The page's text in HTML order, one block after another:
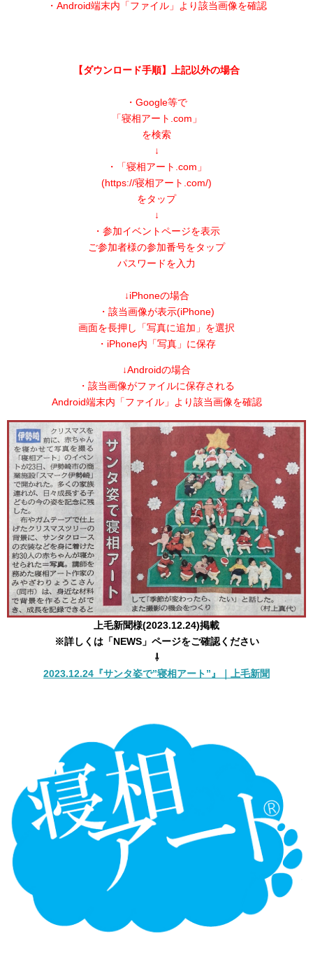
・Android端末内「ファイル」より該当画像を確認
【ダウンロード手順】上記以外の場合
・Google等で
「寝相アート.com」
を検索
↓
・「寝相アート.com」
(https://寝相アート.com/)
をタップ
↓
・参加イベントページを表示
ご参加者様の参加番号をタップ
パスワードを入力
↓iPhoneの場合
・該当画像が表示(iPhone)
画面を長押し「写真に追加」を選択
・iPhone内「写真」に保存
↓Androidの場合
・該当画像がファイルに保存される
Android端末内「ファイル」より該当画像を確認
上毛新聞様(2023.12.24)掲載
※詳しくは「NEWS」ページをご確認ください
⇩
2023.12.24『サンタ姿で”寝相アート”』｜上毛新聞